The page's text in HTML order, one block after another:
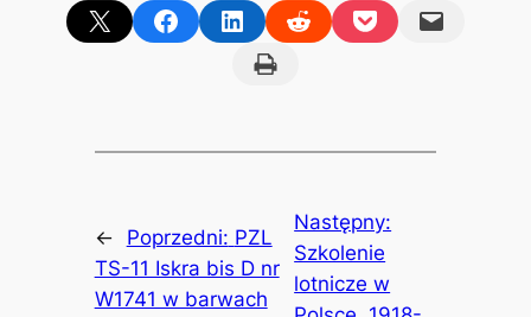
Share on X Share on FacebookShare on LinkedInShare on RedditShare on PocketEmail this Page
Print this Page
← Poprzedni: PZL
TS-11 Iskra bis D nr
W1741 w barwach
Następny:
Szkolenie
lotnicze w